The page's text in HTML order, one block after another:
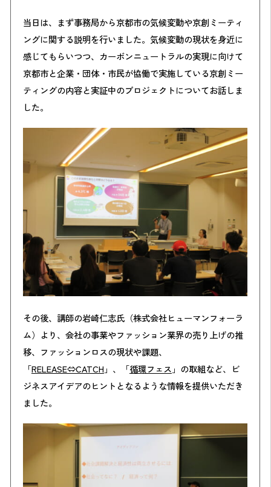
当日は、まず事務局から京都市の気候変動や京創ミーティ
ングに関する説明を行いました。気候変動の現状を身近に
感じてもらいつつ、カーボンニュートラルの実現に向けて
京都市と企業・団体・市民が協働で実施している京創ミー
ティングの内容と実証中のプロジェクトについてお話しま
した。
その後、講師の岩崎仁志氏（株式会社ヒューマンフォーラ
ム）より、会社の事業やファッション業界の売り上げの推
移、ファッションロスの現状や課題、
「RELEASE⇔CATCH 」、「循環フェス 」の取組など、ビ
ジネスアイデアのヒントとなるような情報を提供いただき
ました。